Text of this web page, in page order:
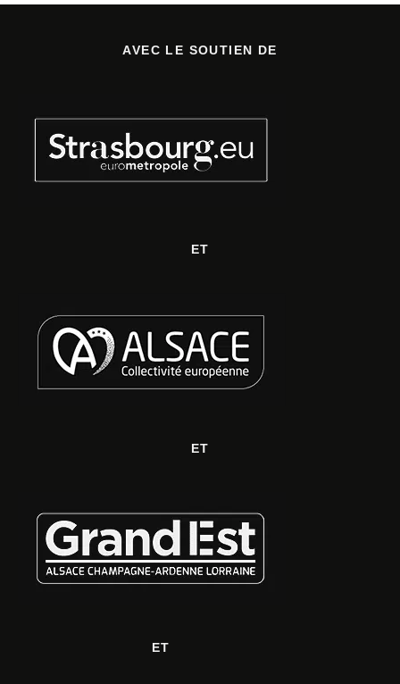
AVEC LE SOUTIEN DE
ET
ET
ET